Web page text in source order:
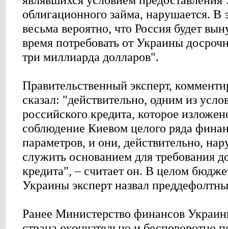
облигационного займа, нарушается. В
весьма вероятно, что Россия будет
время потребовать от Украины
три миллиарда долларов".
Правительственный эксперт,
сказал: "действительно, одним из
российского кредита, которое
соблюдение Киевом целого ряда
параметров, и они, действительно,
служить основанием для требования
кредита", – считает он. В целом
Украины эксперт назвал
Ранее Министерство финансов